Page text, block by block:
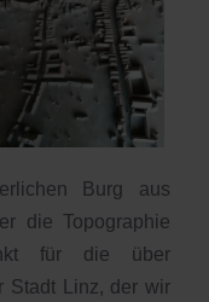
Burg aus
die Topographie
für die über
Stadt Linz, der wir